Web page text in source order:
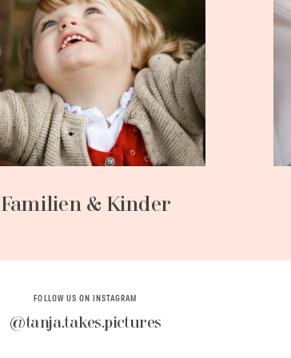
Familien & Kinder
FOLLOW US ON INSTAGRAM
@tanja.takes.pictures